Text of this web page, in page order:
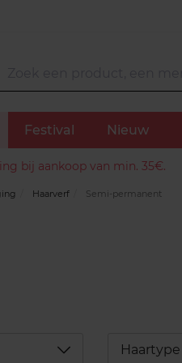
Festival Nieuw
bij aankoop van min. 35€.
Haarverf Semi-permanent
Déplier Haartype